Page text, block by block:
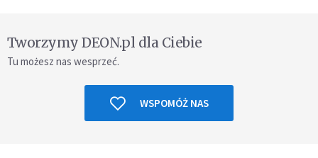
Tworzymy DEON.pl dla Ciebie
Tu możesz nas wesprzeć.
WSPOMÓŻ NAS